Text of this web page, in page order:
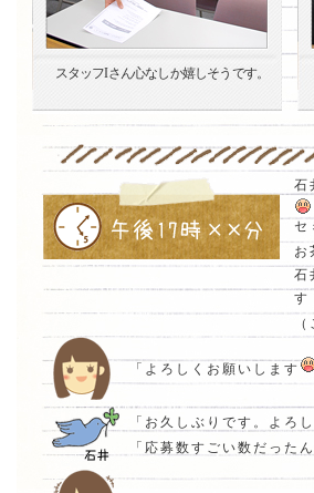
スタッフIさん心なしか嬉しそうです。
石
セ
お
石
す
「よろしくお願いします
「お久しぶりです。よろ
「応募数すごい数だった